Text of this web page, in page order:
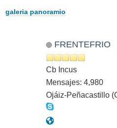
galeria panoramio
FRENTEFRIO
Cb Incus
Mensajes: 4,980
Ojáiz-Peñacastillo